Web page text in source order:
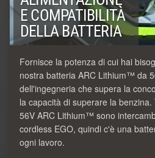
E COMPATIBILITÀ
DELLA BATTERIA
Fornisce la potenza di cui hai
nostra batteria ARC Lithium™ da
dell'ingegneria che supera la
la capacità di superare la
56V ARC Lithium™ sono
cordless EGO, quindi c'è una
ogni lavoro.